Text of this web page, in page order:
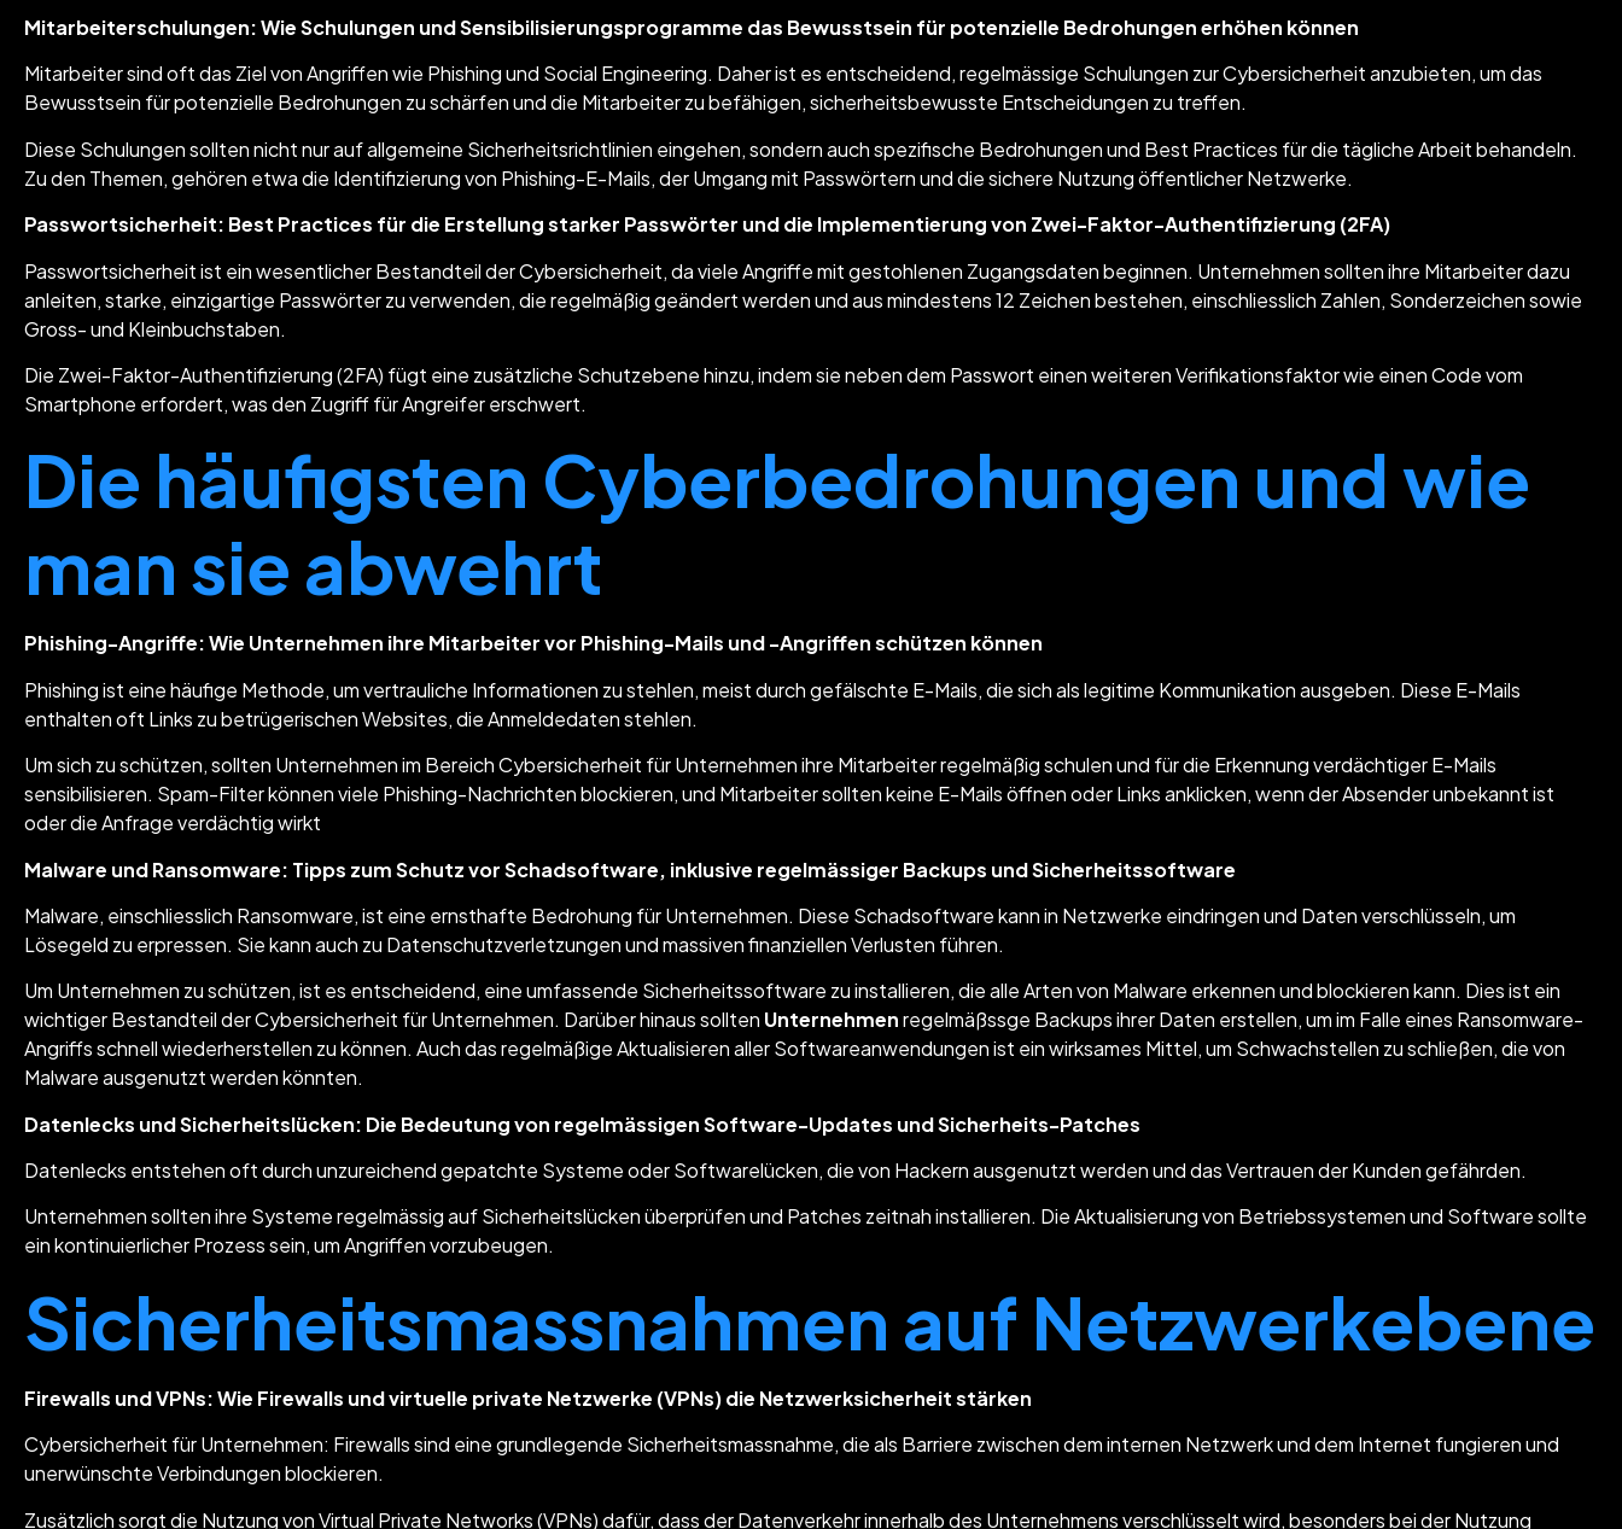
Mitarbeiterschulungen: Wie Schulungen und Sensibilisierungsprogramme das Bewusstsein für potenzielle Bedrohungen erhöhen können
Mitarbeiter sind oft das Ziel von Angriffen wie Phishing und Social Engineering. Daher ist es entscheidend, regelmässige Schulungen zur Cybersicherheit anzubieten, um das
Bewusstsein für potenzielle Bedrohungen zu schärfen und die Mitarbeiter zu befähigen, sicherheitsbewusste Entscheidungen zu treffen.
Diese Schulungen sollten nicht nur auf allgemeine Sicherheitsrichtlinien eingehen, sondern auch spezifische Bedrohungen und Best Practices für die tägliche Arbeit behandeln.
Zu den Themen, gehören etwa die Identifizierung von Phishing-E-Mails, der Umgang mit Passwörtern und die sichere Nutzung öffentlicher Netzwerke.
Passwortsicherheit: Best Practices für die Erstellung starker Passwörter und die Implementierung von Zwei-Faktor-Authentifizierung (2FA)
Passwortsicherheit ist ein wesentlicher Bestandteil der Cybersicherheit, da viele Angriffe mit gestohlenen Zugangsdaten beginnen. Unternehmen sollten ihre Mitarbeiter dazu
anleiten, starke, einzigartige Passwörter zu verwenden, die regelmäßig geändert werden und aus mindestens 12 Zeichen bestehen, einschliesslich Zahlen, Sonderzeichen sowie
Gross- und Kleinbuchstaben.
Die Zwei-Faktor-Authentifizierung (2FA) fügt eine zusätzliche Schutzebene hinzu, indem sie neben dem Passwort einen weiteren Verifikationsfaktor wie einen Code vom
Smartphone erfordert, was den Zugriff für Angreifer erschwert.
Die häufigsten Cyberbedrohungen und wie
man sie abwehrt
Phishing-Angriffe: Wie Unternehmen ihre Mitarbeiter vor Phishing-Mails und -Angriffen schützen können
Phishing ist eine häufige Methode, um vertrauliche Informationen zu stehlen, meist durch gefälschte E-Mails, die sich als legitime Kommunikation ausgeben. Diese E-Mails
enthalten oft Links zu betrügerischen Websites, die Anmeldedaten stehlen.
Um sich zu schützen, sollten Unternehmen im Bereich Cybersicherheit für Unternehmen ihre Mitarbeiter regelmäßig schulen und für die Erkennung verdächtiger E-Mails
sensibilisieren. Spam-Filter können viele Phishing-Nachrichten blockieren, und Mitarbeiter sollten keine E-Mails öffnen oder Links anklicken, wenn der Absender unbekannt ist
oder die Anfrage verdächtig wirkt
Malware und Ransomware: Tipps zum Schutz vor Schadsoftware, inklusive regelmässiger Backups und Sicherheitssoftware
Malware, einschliesslich Ransomware, ist eine ernsthafte Bedrohung für Unternehmen. Diese Schadsoftware kann in Netzwerke eindringen und Daten verschlüsseln, um
Lösegeld zu erpressen. Sie kann auch zu Datenschutzverletzungen und massiven finanziellen Verlusten führen.
Um Unternehmen zu schützen, ist es entscheidend, eine umfassende Sicherheitssoftware zu installieren, die alle Arten von Malware erkennen und blockieren kann. Dies ist ein
wichtiger Bestandteil der Cybersicherheit für Unternehmen. Darüber hinaus sollten Unternehmenregelmäßssge Backups ihrer Daten erstellen, um im Falle eines Ransomware-
Angriffs schnell wiederherstellen zu können. Auch das regelmäßige Aktualisieren aller Softwareanwendungen ist ein wirksames Mittel, um Schwachstellen zu schließen, die von
Malware ausgenutzt werden könnten.
Datenlecks und Sicherheitslücken: Die Bedeutung von regelmässigen Software-Updates und Sicherheits-Patches
Datenlecks entstehen oft durch unzureichend gepatchte Systeme oder Softwarelücken, die von Hackern ausgenutzt werden und das Vertrauen der Kunden gefährden.
Unternehmen sollten ihre Systeme regelmässig auf Sicherheitslücken überprüfen und Patches zeitnah installieren. Die Aktualisierung von Betriebssystemen und Software sollte
ein kontinuierlicher Prozess sein, um Angriffen vorzubeugen.
Sicherheitsmassnahmen auf Netzwerkebene
Firewalls und VPNs: Wie Firewalls und virtuelle private Netzwerke (VPNs) die Netzwerksicherheit stärken
Cybersicherheit für Unternehmen: Firewalls sind eine grundlegende Sicherheitsmassnahme, die als Barriere zwischen dem internen Netzwerk und dem Internet fungieren und
unerwünschte Verbindungen blockieren.
Zusätzlich sorgt die Nutzung von Virtual Private Networks (VPNs) dafür, dass der Datenverkehr innerhalb des Unternehmens verschlüsselt wird, besonders bei der Nutzung